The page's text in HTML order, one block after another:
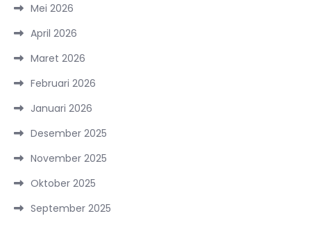
Mei 2026
April 2026
Maret 2026
Februari 2026
Januari 2026
Desember 2025
November 2025
Oktober 2025
September 2025